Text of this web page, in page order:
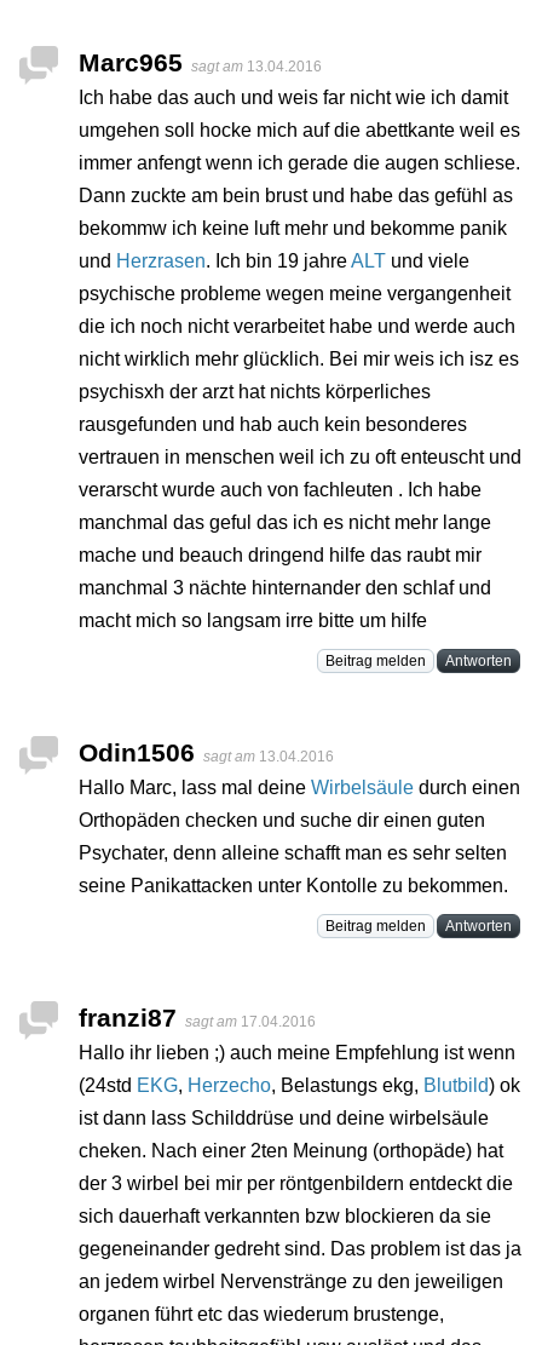
Marc965 sagt am 13.04.2016
Ich habe das auch und weis far nicht wie ich damit
umgehen soll hocke mich auf die abettkante weil es
immer anfengt wenn ich gerade die augen schliese.
Dann zuckte am bein brust und habe das gefühl as
bekommw ich keine luft mehr und bekomme panik
und Herzrasen. Ich bin 19 jahreALT und viele
psychische probleme wegen meine vergangenheit
die ich noch nicht verarbeitet habe und werde auch
nicht wirklich mehr glücklich. Bei mir weis ich isz es
psychisxh der arzt hat nichts körperliches
rausgefunden und hab auch kein besonderes
vertrauen in menschen weil ich zu oft enteuscht und
verarscht wurde auch von fachleuten . Ich habe
manchmal das geful das ich es nicht mehr lange
mache und beauch dringend hilfe das raubt mir
manchmal 3 nächte hinternander den schlaf und
macht mich so langsam irre bitte um hilfe
Beitrag melden Antworten
Odin1506 sagt am 13.04.2016
Hallo Marc, lass mal deine Wirbelsäule durch einen
Orthopäden checken und suche dir einen guten
Psychater, denn alleine schafft man es sehr selten
seine Panikattacken unter Kontolle zu bekommen.
Beitrag melden Antworten
franzi87 sagt am 17.04.2016
Hallo ihr lieben ;) auch meine Empfehlung ist wenn
(24std EKG, Herzecho, Belastungs ekg, Blutbild) ok
ist dann lass Schilddrüse und deine wirbelsäule
cheken. Nach einer 2ten Meinung (orthopäde) hat
der 3 wirbel bei mir per röntgenbildern entdeckt die
sich dauerhaft verkannten bzw blockieren da sie
gegeneinander gedreht sind. Das problem ist das ja
an jedem wirbel Nervenstränge zu den jeweiligen
organen führt etc das wiederum brustenge,